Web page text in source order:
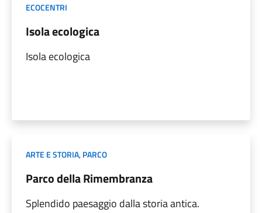
ECOCENTRI
Isola ecologica
Isola ecologica
ARTE E STORIA,PARCO
Parco della Rimembranza
Splendido paesaggio dalla storia antica.